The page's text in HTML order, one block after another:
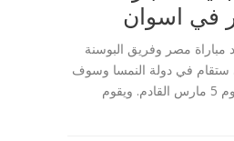
في اسوان
مباراة مصر وفريق البوسنة
ستقام في دولة النمسا وسوف
يلتقي الفريقان معا يوم 5 مارس القادم. ويقوم